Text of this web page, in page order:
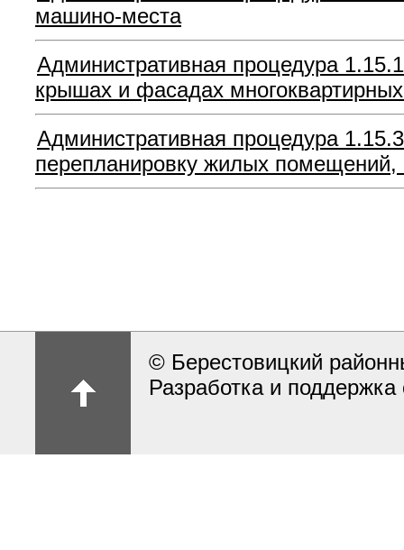
машино-места
Административная процедура
крышах и фасадах
Административная процедура
перепланировку жилых
© Берестовицкий
Разработка и поддержка